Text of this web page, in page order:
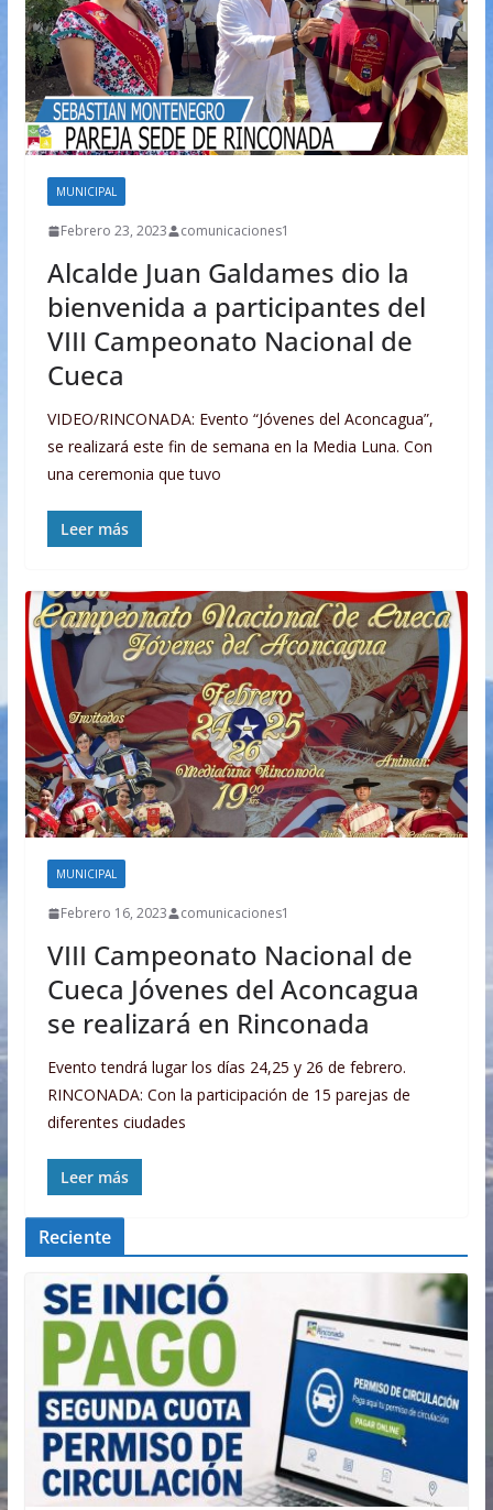
MUNICIPAL
Febrero 23, 2023 comunicaciones1
Alcalde Juan Galdames dio la
bienvenida a participantes del
VIII Campeonato Nacional de
Cueca
VIDEO/RINCONADA: Evento “Jóvenes del Aconcagua”,
se realizará este fin de semana en la Media Luna. Con
una ceremonia que tuvo
Leer más
MUNICIPAL
Febrero 16, 2023 comunicaciones1
VIII Campeonato Nacional de
Cueca Jóvenes del Aconcagua
se realizará en Rinconada
Evento tendrá lugar los días 24,25 y 26 de febrero.
RINCONADA: Con la participación de 15 parejas de
diferentes ciudades
Leer más
Reciente